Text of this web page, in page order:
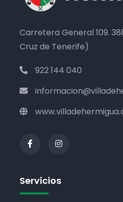
Carretera General 109.
Cruz de Tenerife)
922 144 040
Servicios